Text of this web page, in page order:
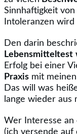
Sinnhaftigkeit
Intoleranzen
Den darin
Lebensmitteltest
Erfolg bei einer
Praxis mit
Das will was
lange wieder aus
Wer Interesse an
(ich versende auf